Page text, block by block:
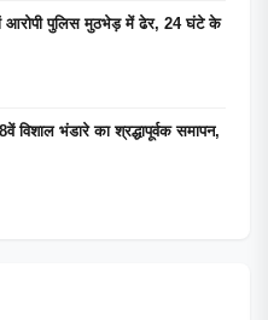
आरोपी पुलिस मुठभेड़ में ढेर, 24 घंटे के
विशाल भंडारे का श्रद्धापूर्वक समापन,